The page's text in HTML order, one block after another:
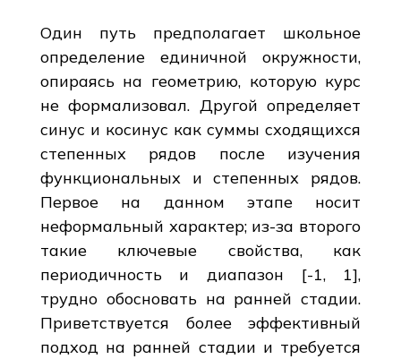
Один путь предполагает школьное
определение единичной окружности,
опираясь на геометрию, которую курс
не формализовал. Другой определяет
синус и косинус как суммы сходящихся
степенных рядов после изучения
функциональных и степенных рядов.
Первое на данном этапе носит
неформальный характер; из-за второго
такие ключевые свойства, как
периодичность и диапазон [-1, 1],
трудно обосновать на ранней стадии.
Приветствуется более эффективный
подход на ранней стадии и требуется